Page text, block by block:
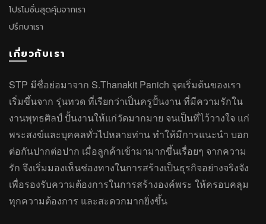
โปรโมชั่นสุดคุ้มจากเรา
ปรึกษาเรา
เกี่ยวกับเรา
STP มีชื่อย่อมาจาก S.Thanakit Panich จุดเริ่มต้นของเรา
เริ่มขึ้นจาก รุ่นทวด ที่เรียกว่าเป็นครูปั้นงาน ที่มีความรักใน
งานพุทธศิลป์ ปั้นงานให้แก่วัดมากมาย จนเป็นที่ไว้วางใจ แก่
พระสงฆ์และบุคคลทั่วไปหลายท่าน ทำให้มีการแนะนำ บอก
ต่อกันปากต่อปาก เมื่อลูกค้าเข้ามามากขึ้นเรื่อยๆ จากความ
รัก จึงเริ่มมองเห็นช่องทางในการสร้างเป็นธุรกิจอย่างจริงจัง
เพื่อรองรับความต้องการในการสร้างองค์พระ ให้ครอบคลุม
ทุกความต้องการ และสะดวกมากยิ่งขึ้น